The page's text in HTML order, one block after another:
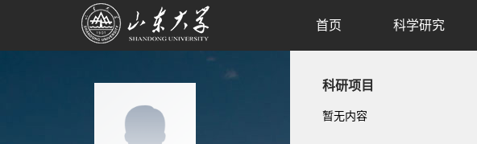
首页 科学研究
科研项目
暂无内容